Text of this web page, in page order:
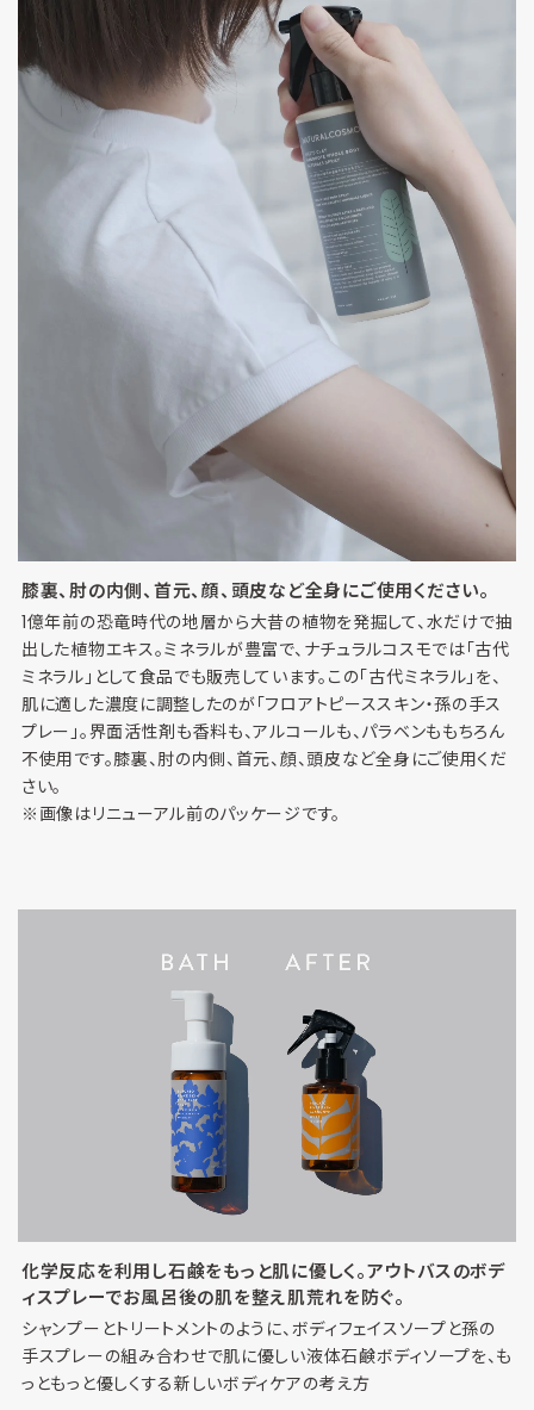
膝裏、肘の内側、首元、顔、頭皮など全身にご使用ください。
1億年前の恐竜時代の地層から大昔の植物を発掘して、水だけで抽
出した植物エキス。ミネラルが豊富で、ナチュラルコスモでは「古代
ミネラル」として食品でも販売しています。この「古代ミネラル」を、
肌に適した濃度に調整したのが「フロアトピーススキン・孫の手ス
プレー」。界面活性剤も香料も、アルコールも、パラベンももちろん
不使用です。膝裏、肘の内側、首元、顔、頭皮など全身にご使用くだ
さい。
※画像はリニューアル前のパッケージです。
化学反応を利用し石鹸をもっと肌に優しく。アウトバスのボデ
ィスプレーでお風呂後の肌を整え肌荒れを防ぐ。
シャンプーとトリートメントのように、ボディフェイスソープと孫の
手スプレーの組み合わせで肌に優しい液体石鹸ボディソープを、も
っともっと優しくする新しいボディケアの考え方